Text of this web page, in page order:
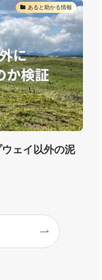
あると助かる情報
ェイ以外の泥